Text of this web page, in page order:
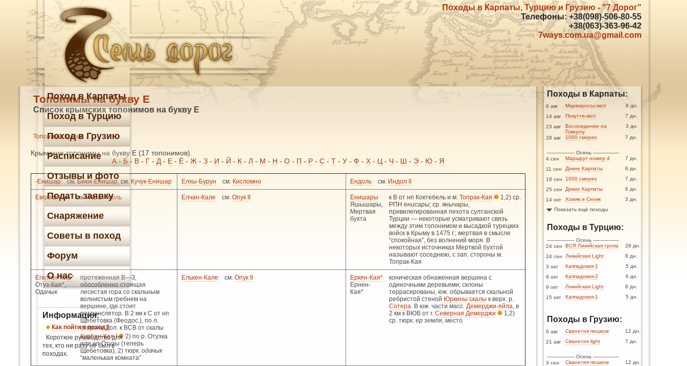
Походы в Карпаты, Турцию и Грузию - "7 Дорог"
Телефоны: +38(098)-506-80-55
+38(063)-363-96-42
7ways.com.ua@gmail.com
Топонимы на букву Е
Список крымских топонимов на букву Е
Топонимы Крыма
Крымские топонимы на букву Е (17 топонимов).
А - Б - В - Г - Д - Е - Ё - Ж - З - И - Й - К - Л - М - Н - О - П - Р - С - Т - У - Ф - Х - Ц - Ч - Ш - Э - Ю - Я
-Енишар см. Биюк-Енишар, см. Кучук-Енишар Елхы-Бурун см. Кисломно Ендоль см. Индол II
Евграф-Кая см.Йерах-Хюль Елчан-Кале см. Опук II
Енишары
Яшышары,
Мертвая
бухта
к В от нп Коктебель и м. Топрак-Кая
1,2) ср.
РПН енисары; ср. янычары,
привилегированная пехота султанской
Турции — некоторые усматривают связь
между этим топонимом и высадкой турецких
войск в Крыму в 1475 г.; мертвая в смысле
“спокойная”, без волнений моря. В
некоторых источниках Мертвой бухтой
называют соседнюю, с зап. стороны м.
Топрак-Кая
Егилган-Кыр*
Отуз-Кая*,
Одачык
протяженная В—З,
обособленно стоящая
лесистая гора со скальным
волнистым гребнем на
вершине, где стоит
ретранслятор. В 2 км к С от нп
Щебетовка (Феодос.), по л.
стороне дол. к ВСВ от скалы
Курбан-КаяI 2) по р. Отузка
или нп Отузы (теперь
Щебетовка); 2) тюрк. одачык
“маленькая комната”
Елькен-Кале см. Опук II
Еркян-Кая*
Ернен-
Кая*
коническая обнаженная вершина с
одиночными деревьями; склоны
террасированы, юж. обрывается скальной
ребристой стеной Юркины скалы к верх. р.
Сотера. В юж. части масс. Демерджи-яйла, в
2 км к ВЮВ от г. Северная Демерджи
1,2)
ср. тюрк. ер земля, место
Поход в Карпаты
Поход в Турцию
Поход в Грузию
Расписание
Отзывы и фото
Подать заявку
Снаряжение
Советы в поход
Форум
О нас
Информация:
Как пойти в поход?
Короткое руководство для
тех, кто ни разу не был в
походах.
Походы в Карпаты:
6 авг Мармаросы-эксп
8 дн.
14 авг
Покуття-эксп
7 дн.
23 авг
Восхождение на
Говерлу
3 дн.
28 авг 1000 смерек 7 дн.
------------------ Осень -----------------
4 сен
Маршрут номер 4
7 дн.
11 сен
Дикие Карпаты
6 дн.
18 сен
1000 смерек
7 дн.
25 сен
Дикие Карпаты
6 дн.
14 окт
Хомяк и Синяк
3 дн.
Показать ещё походы
Походы в Турцию:
------------------ Осень -----------------
24 сен
ВСЯ Ликийская тропа
28 дн.
24 сен
Ликийская Light
8 дн.
3 окт
Каппадокия-1
5 дн.
8 окт
Каппадокия-2
6 дн.
9 окт
Ликийская Light
8 дн.
15 окт
Каппадокия-1 5 дн.
Походы в Грузию:
6 авг Сванетия пешком
12 дн.
21 авг
Сванетия light 7 дн.
------------------ Осень -----------------
3 сен
Сванетия пешком
12 дн.